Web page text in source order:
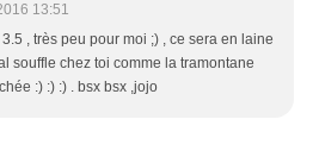
13:51
, très peu pour moi ;) , ce sera en laine
souffle chez toi comme la tramontane
:) :) :) . bsx bsx ,jojo